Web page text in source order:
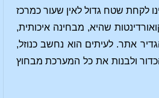
לקחת שטח גדול לאין שעור כמרכז
שהיא, מבחינה איכותית,
אתר. לעיתים הוא נחשב כנוזל,
ולבנות את כל המערכת מבחוץ